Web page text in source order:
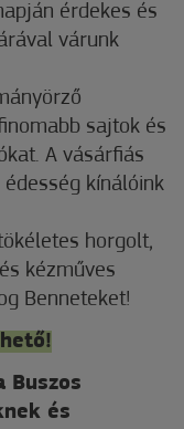
érdekes és
várunk
sajtok és
A vásárfiás
kínálóink
horgolt,
kézműves
Benneteket!
Buszos
és